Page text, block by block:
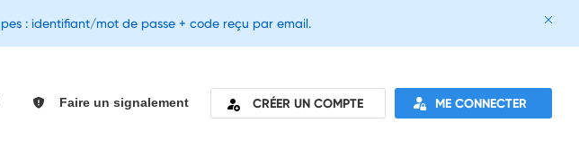
Faire un signalement CRÉER UN COMPTE ME CONNECTER
: identifiant/mot de passe + code reçu par email.